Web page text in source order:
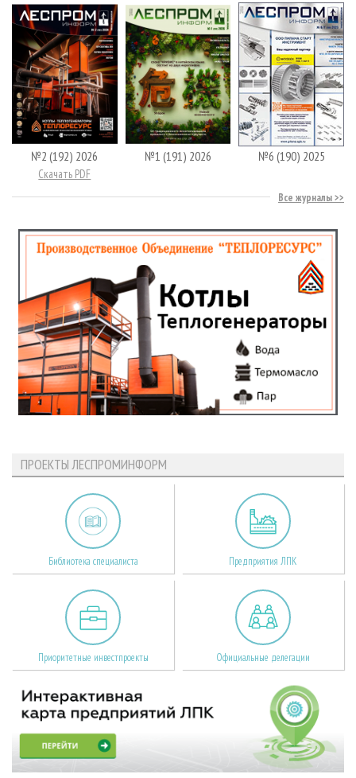
№2 (192) 2026
Скачать PDF
№1 (191) 2026 №6 (190) 2025
Все журналы
ПРОЕКТЫ ЛЕСПРОМИНФОРМ
Библиотека специалиста Предприятия ЛПК
Приоритетные инвестпроекты Официальные делегации